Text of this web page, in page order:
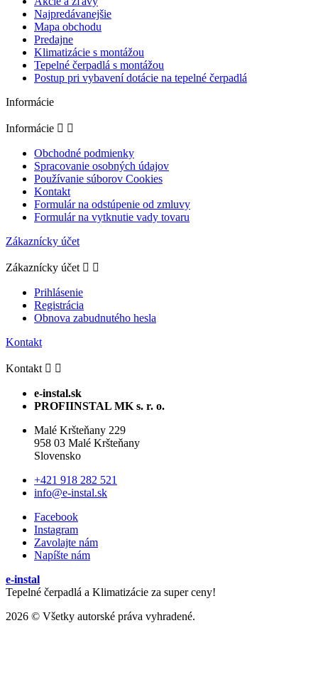
Najpredávanejšie
Mapa obchodu
Predajne
Klimatizácie s montážou
Tepelné čerpadlá s montážou
Postup pri vybavení dotácie na tepelné čerpadlá
Informácie
Informácie  
Obchodné podmienky
Spracovanie osobných údajov
Používanie súborov Cookies
Kontakt
Formulár na odstúpenie od zmluvy
Formulár na vytknutie vady tovaru
Zákaznícky účet
Zákaznícky účet  
Prihlásenie
Registrácia
Obnova zabudnutého hesla
Kontakt
Kontakt  
e-instal.sk
PROFIINSTAL MK s. r. o.
Malé Kršteňany 229
958 03 Malé Kršteňany
Slovensko
+421 918 282 521
info@e-instal.sk
Facebook
Instagram
Zavolajte nám
Napíšte nám
e-instal
Tepelné čerpadlá a Klimatizácie za super ceny!
2026 © Všetky autorské práva vyhradené.